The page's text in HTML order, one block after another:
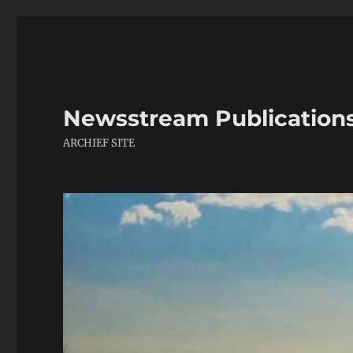
Newsstream
ARCHIEF SITE